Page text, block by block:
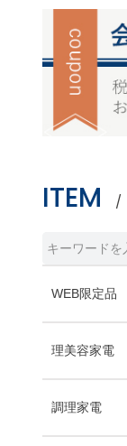
ITEM
WEB限定品
理美容家電
調理家電